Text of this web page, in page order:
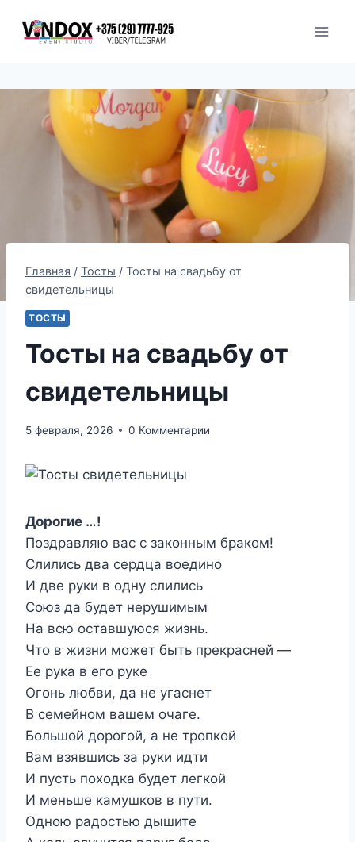
Главная / Тосты / Тосты на свадьбу от
свидетельницы
ТОСТЫ
Тосты на свадьбу от
свидетельницы
5 февраля, 2026 0 Комментарии
Дорогие …!
Поздравляю вас с законным браком!
Слились два сердца воедино
И две руки в одну слились
Союз да будет нерушимым
На всю оставшуюся жизнь.
Что в жизни может быть прекрасней —
Ее рука в его руке
Огонь любви, да не угаснет
В семейном вашем очаге.
Большой дорогой, а не тропкой
Вам взявшись за руки идти
И пусть походка будет легкой
И меньше камушков в пути.
Одною радостью дышите